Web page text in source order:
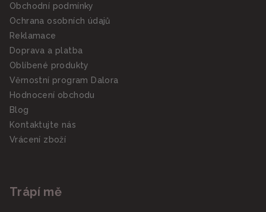
Obchodní podmínky
Ochrana osobních údajů
Reklamace
Doprava a platba
Oblíbené produkty
Věrnostní program Dalora
Hodnocení obchodu
Blog
Kontaktujte nás
Vrácení zboží
Trápí mě